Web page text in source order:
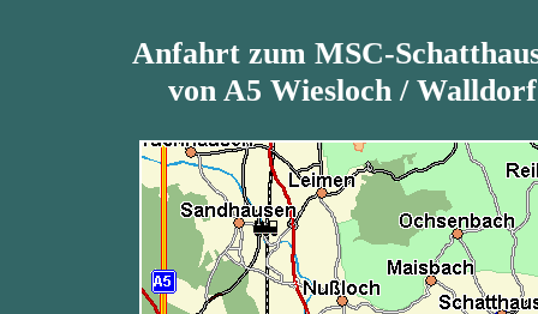
Anfahrt zum MSC-
von A5 Wiesloch / Walldorf